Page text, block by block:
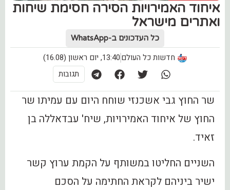
איחוד האמירויות הסירה חסימת שיחות
ואתרים מישראל
כל העדכונים ב-WhatsApp
חדשות כל העולם13:40, יום ראשון (16.08)
תגובות
שר החוץ גבי אשכנזי שוחח היום עם עמיתו שר
החוץ של איחוד האמירויות, שיח' עבדאללה בן
זאיד.
השניים החליטו במשותף על הקמת ערוץ קשר
ישיר ביניהם לקראת החתימה על הסכם